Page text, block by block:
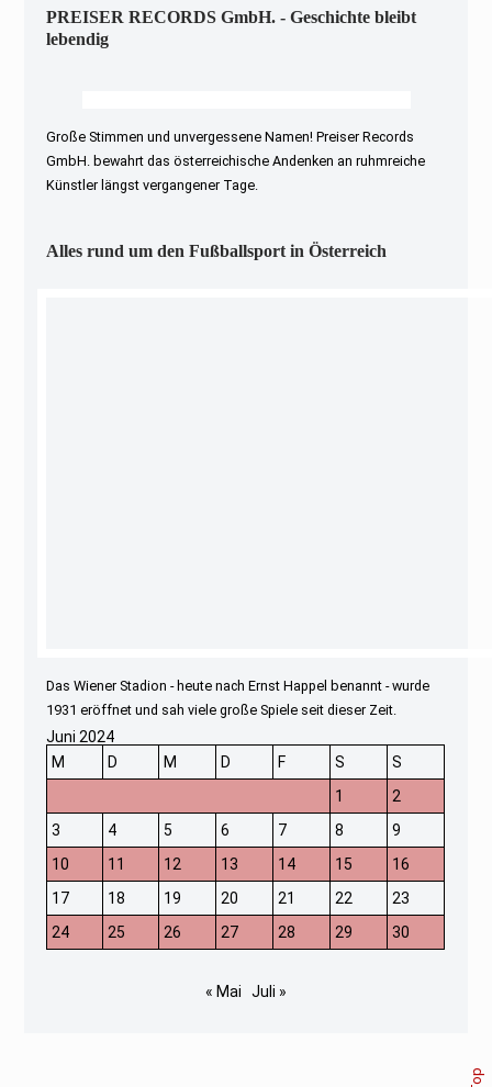
PREISER RECORDS GmbH. - Geschichte bleibt
lebendig
Große Stimmen und unvergessene Namen! Preiser Records
GmbH. bewahrt das österreichische Andenken an ruhmreiche
Künstler längst vergangener Tage.
Alles rund um den Fußballsport in Österreich
Das Wiener Stadion - heute nach Ernst Happel benannt - wurde
1931 eröffnet und sah viele große Spiele seit dieser Zeit.
Juni 2024
M
D M D F S
S
1
2
3
4 5 6 7 8
9
10
11 12 13 14 15
16
17
18 19 20 21 22
23
24
25 26 27 28 29 30
« Mai Juli »